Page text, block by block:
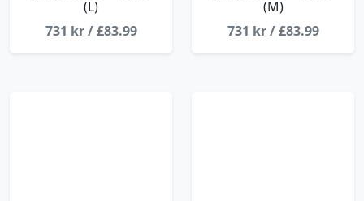
(L)
731 kr / £83.99
(M)
731 kr / £83.99